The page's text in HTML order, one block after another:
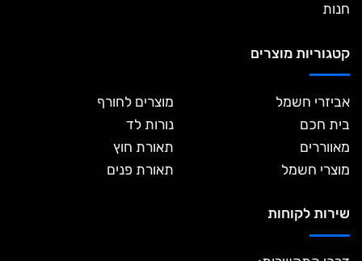
חנות
קטגוריות מוצרים
אביזרי חשמל
בית חכם
מאווררים
מוצרי חשמל
מוצרים לחורף
נורות לד
תאורת חוץ
תאורת פנים
שירות לקוחות